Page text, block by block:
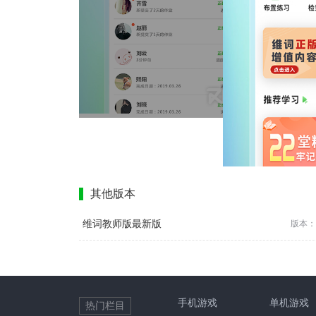
其他版本
维词教师版最新版 版本
手机游戏 单机游戏
热门栏目